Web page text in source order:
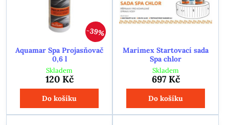
39%
Aquamar Spa Projasňovač
0,6 l
Skladem
120 Kč
Do košíku
Marimex Startovací sada
Spa chlor
Skladem
697 Kč
Do košíku